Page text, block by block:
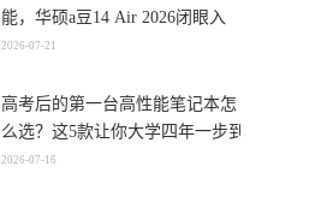
能，华硕a豆14 Air 2026闭眼入
2026-07-21
高考后的第一台高性能笔记本怎
么选？这5款让你大学四年一步到
位
2026-07-16